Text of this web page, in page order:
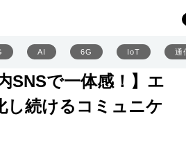
AI 6G IoT 通
SNSで一体感！】エ
し続けるコミュニケ